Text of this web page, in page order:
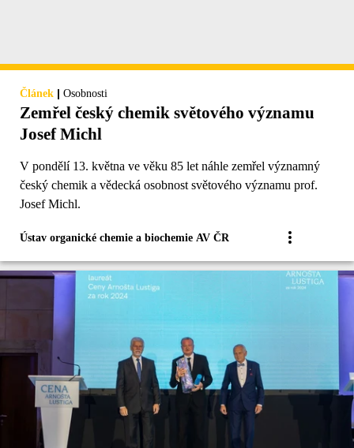
Článek | Osobnosti
Zemřel český chemik světového významu
Josef Michl
V pondělí 13. května ve věku 85 let náhle zemřel významný
český chemik a vědecká osobnost světového významu prof.
Josef Michl.
Ústav organické chemie a biochemie AV ČR